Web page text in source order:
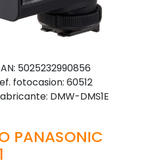
5025232990856
fotocasion: 60512
DMW-DMS1E
PANASONIC